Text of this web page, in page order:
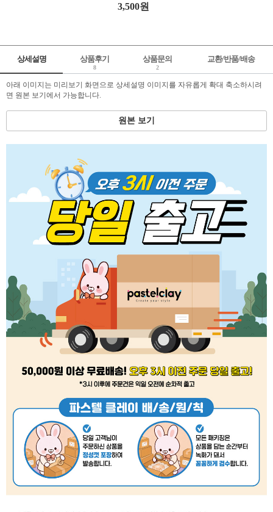
3,500원
상세설명 상품후기
8
상품문의
2
교환/반품/배송
아래 이미지는 미리보기 화면으로 상세설명 이미지를 자유롭게 확대 축소하시려
면 원본 보기에서 가능합니다.
원본 보기